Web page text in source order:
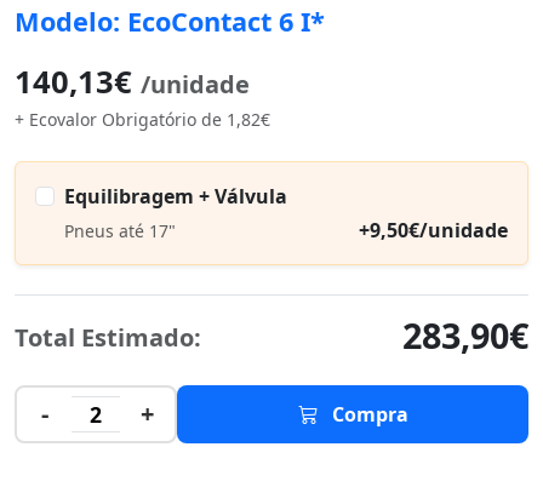
Modelo: EcoContact 6 I*
140,13€ /unidade
+ Ecovalor Obrigatório de 1,82€
Equilibragem + Válvula
Pneus até 17" +9,50€/unidade
Total Estimado: 283,90€
- 2 + Compra